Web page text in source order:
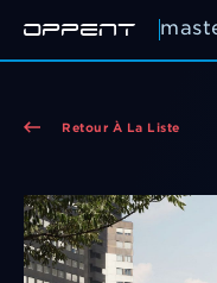
Retour À La Liste